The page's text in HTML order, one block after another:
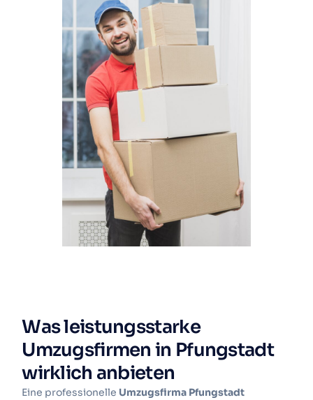
Was leistungsstarke
Umzugsfirmen in Pfungstadt
wirklich anbieten
Eine professionelle Umzugsfirma Pfungstadt